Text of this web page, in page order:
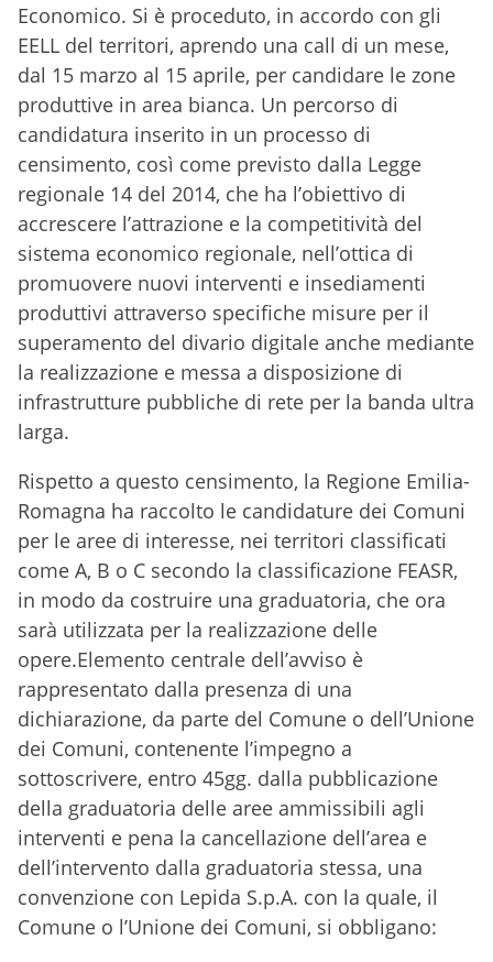
Economico. Si è proceduto, in accordo con gli
EELL del territori, aprendo una call di un mese,
dal 15 marzo al 15 aprile, per candidare le zone
produttive in area bianca. Un percorso di
candidatura inserito in un processo di
censimento, così come previsto dalla Legge
regionale 14 del 2014, che ha l’obiettivo di
accrescere l’attrazione e la competitività del
sistema economico regionale, nell’ottica di
promuovere nuovi interventi e insediamenti
produttivi attraverso specifiche misure per il
superamento del divario digitale anche mediante
la realizzazione e messa a disposizione di
infrastrutture pubbliche di rete per la banda ultra
larga.
Rispetto a questo censimento, la Regione Emilia-
Romagna ha raccolto le candidature dei Comuni
per le aree di interesse, nei territori classificati
come A, B o C secondo la classificazione FEASR,
in modo da costruire una graduatoria, che ora
sarà utilizzata per la realizzazione delle
opere.Elemento centrale dell’avviso è
rappresentato dalla presenza di una
dichiarazione, da parte del Comune o dell’Unione
dei Comuni, contenente l’impegno a
sottoscrivere, entro 45gg. dalla pubblicazione
della graduatoria delle aree ammissibili agli
interventi e pena la cancellazione dell’area e
dell’intervento dalla graduatoria stessa, una
convenzione con Lepida S.p.A. con la quale, il
Comune o l’Unione dei Comuni, si obbligano: